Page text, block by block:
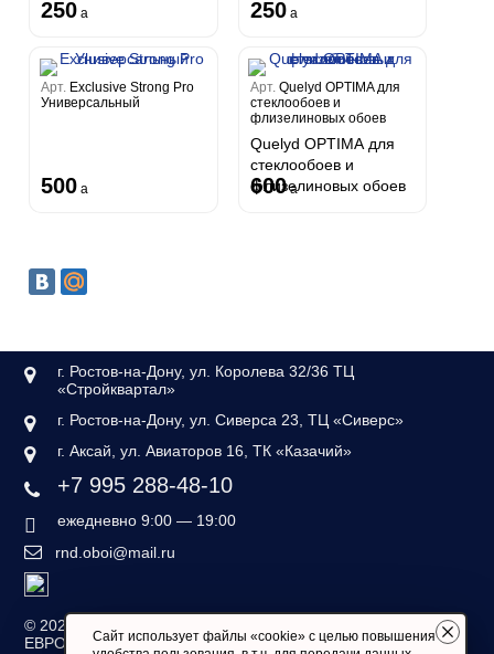
250 a 250 a
Арт. Exclusive Strong Pro
Универсальный
500 a
Арт. Quelyd OPTIMA для
стеклообоев и
флизелиновых обоев
Quelyd OPTIMA для
стеклообоев и
флизелиновых обоев
600 a
г. Ростов-на-Дону, ул. Королева 32/36 ТЦ
«Стройквартал»
г. Ростов-на-Дону, ул. Сиверса 23, ТЦ «Сиверс»
г. Аксай, ул. Авиаторов 16, ТК «Казачий»
+7 995 288-48-10
ежедневно 9:00 — 19:00
rnd.oboi@mail.ru
© 2026 — «Дом обоев
ЕВРОСТИЛЬ»Сайт использует файлы «cookie» с целью повышения